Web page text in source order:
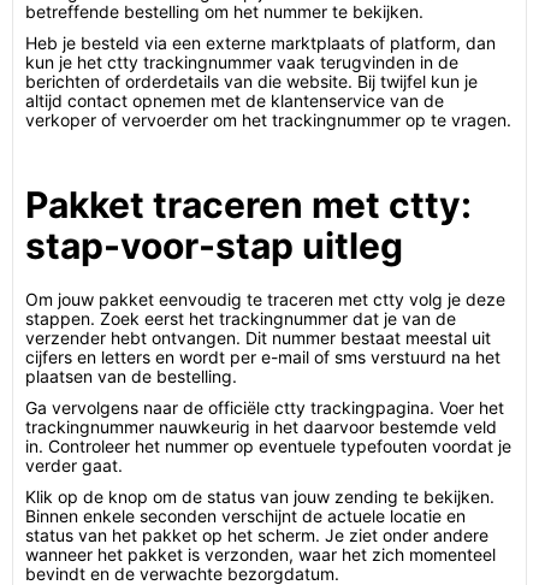
betreffende bestelling om het nummer te bekijken.
Heb je besteld via een externe marktplaats of platform, dan
kun je het ctty trackingnummer vaak terugvinden in de
berichten of orderdetails van die website. Bij twijfel kun je
altijd contact opnemen met de klantenservice van de
verkoper of vervoerder om het trackingnummer op te vragen.
Pakket traceren met ctty:
stap-voor-stap uitleg
Om jouw pakket eenvoudig te traceren met ctty volg je deze
stappen. Zoek eerst het trackingnummer dat je van de
verzender hebt ontvangen. Dit nummer bestaat meestal uit
cijfers en letters en wordt per e-mail of sms verstuurd na het
plaatsen van de bestelling.
Ga vervolgens naar de officiële ctty trackingpagina. Voer het
trackingnummer nauwkeurig in het daarvoor bestemde veld
in. Controleer het nummer op eventuele typefouten voordat je
verder gaat.
Klik op de knop om de status van jouw zending te bekijken.
Binnen enkele seconden verschijnt de actuele locatie en
status van het pakket op het scherm. Je ziet onder andere
wanneer het pakket is verzonden, waar het zich momenteel
bevindt en de verwachte bezorgdatum.